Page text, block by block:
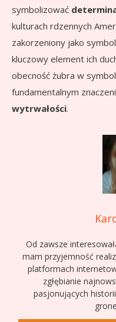
symbolizować
kulturach rdzennych
zakorzeniony jako symbol
kluczowy element ich
obecność żubra w
fundamentalnym
wytrwałości.
Od zawsze
mam przyjemność
platformach
zgłębianie
pasjonujących